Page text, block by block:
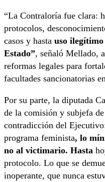
“La Contraloría fue clara:
protocolos,
casos y hasta uso
Estado”, señaló Mellado,
reformas legales para
facultades sancionatorias
Por su parte, la diputada
de la comisión y subjefa
contradicción del
programa feminista, lo
no al victimario. Hasta
protocolo. Lo que se
inoperante, que nunca